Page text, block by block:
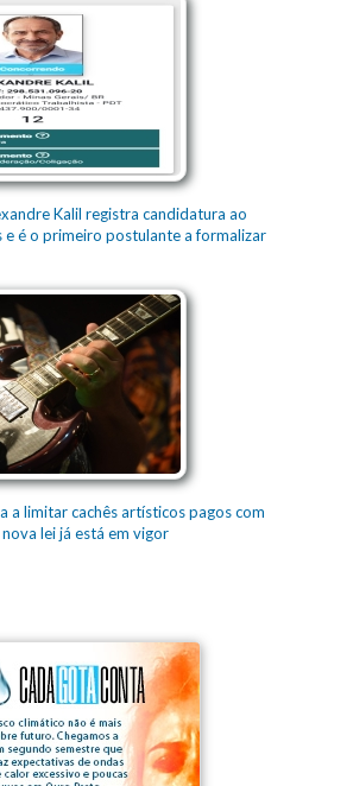
Kalil registra candidatura ao
e é o primeiro postulante a formalizar
a limitar cachês artísticos pagos com
lei já está em vigor